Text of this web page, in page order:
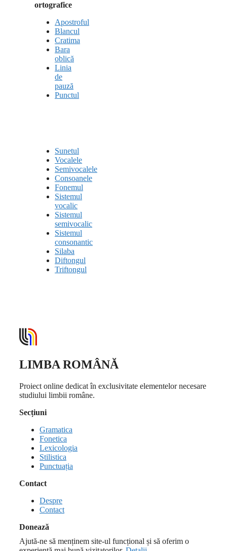
ortografice
Apostroful
Blancul
Cratima
Bara
oblică
Linia
de
pauză
Punctul
Sunetul
Vocalele
Semivocalele
Consoanele
Fonemul
Sistemul
vocalic
Sistemul
semivocalic
Sistemul
consonantic
Silaba
Diftongul
Triftongul
LIMBA ROMÂNĂ
Proiect online dedicat în exclusivitate elementelor necesare
studiului limbii române.
Secțiuni
Gramatica
Fonetica
Lexicologia
Stilistica
Punctuația
Contact
Despre
Contact
Donează
Ajută-ne să menținem site-ul funcțional și să oferim o